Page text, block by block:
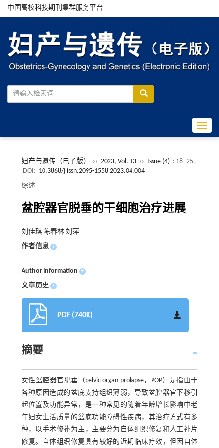
中国高校科技期刊集群服务平台
妇产与遗传（电子版） ›› 2023, Vol. 13 ›› Issue (4) : 18 -25.
DOI: 10.3868/j.issn.2095-1558.2023.04.004
综述
盆腔器官脱垂的干细胞治疗进展
刘佳琪 陈春林 刘萍
作者信息 +
Author information +
文章历史 +
PDF (740K)
摘要
女性盆腔器官脱垂（pelvic organ prolapse，POP）是指由于
各种原因造成的盆底支持组织薄弱，导致盆腔器官下移引
起位置及功能异常，是一种常见的随着年龄增长影响中老
年妇女生活质量的盆底功能障碍性疾病，其治疗方式有多
种，以手术修补为主，主要分为自体组织修复和人工补片
修复。自体组织修复具有较好的近期临床疗效，但因自体